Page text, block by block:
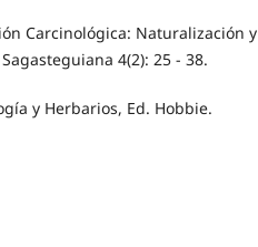
Carcinológica: Naturalización y
4(2): 25 - 38.
y Herbarios, Ed. Hobbie.